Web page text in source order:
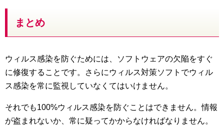
まとめ
ウィルス感染を防ぐためには、ソフトウェアの欠陥をすぐ
に修復することです。さらにウィルス対策ソフトでウィル
ス感染を常に監視していなくてはいけません。
それでも100%ウィルス感染を防ぐことはできません。情報
が盗まれないか、常に疑ってかからなければなりません。